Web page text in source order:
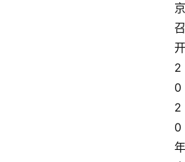
京
召
开
2
0
2
0
年